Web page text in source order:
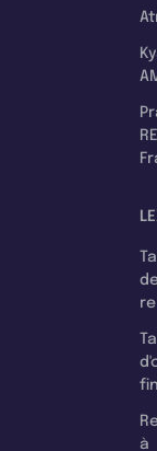
à